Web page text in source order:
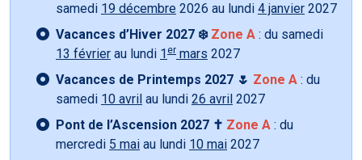
samedi 19 décembre 2026 au lundi 4 janvier 2027
Vacances d’Hiver 2027 ❄️ Zone A : du samedi
13 février au lundi 1 er mars 2027
Vacances de Printemps 2027 🌷 Zone A : du
samedi 10 avril au lundi 26 avril 2027
Pont de l’Ascension 2027 ✝️ Zone A : du
mercredi 5 mai au lundi 10 mai 2027